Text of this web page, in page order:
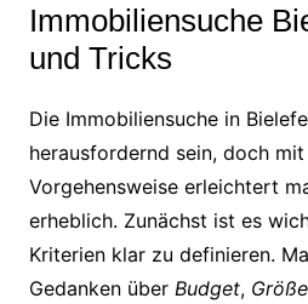
Immobiliensuche
und Tricks
Die Immobiliensuche in
herausfordernd sein, doch
Vorgehensweise erleichtert
erheblich. Zunächst ist es
Kriterien klar zu definieren.
Gedanken über Budget, Größe